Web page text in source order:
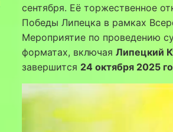
сентября. Её торжественное
Победы Липецка в рамках
Мероприятие по проведению
форматах, включая Липецкий
завершится 24 октября 2025